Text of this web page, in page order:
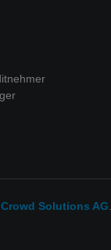
Crowd Solutions AG